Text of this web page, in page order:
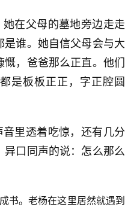
在父母的墓地旁边走走
谁。她自信父母会与大
，爸爸那么正直。他们
是板板正正，字正腔圆
里透着吃惊，还有几分
口同声的说：怎么那么
书。老杨在这里居然就遇到